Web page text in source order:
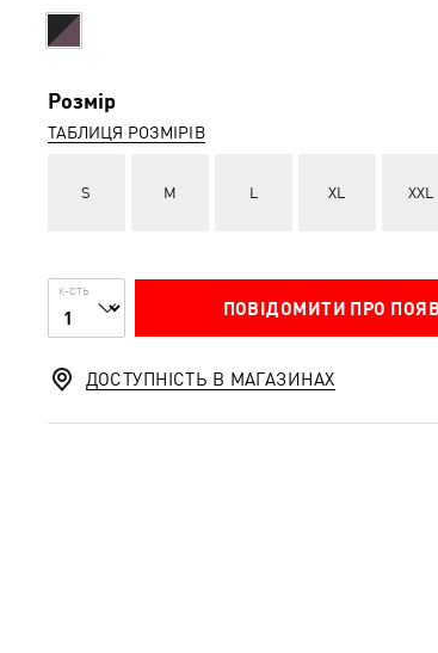
Розмір
ТАБЛИЦЯ РОЗМІРІВ
S M L XL XXL
К-СТЬ
ПОВІДОМИТИ ПРО
ДОСТУПНІСТЬ В МАГАЗИНАХ